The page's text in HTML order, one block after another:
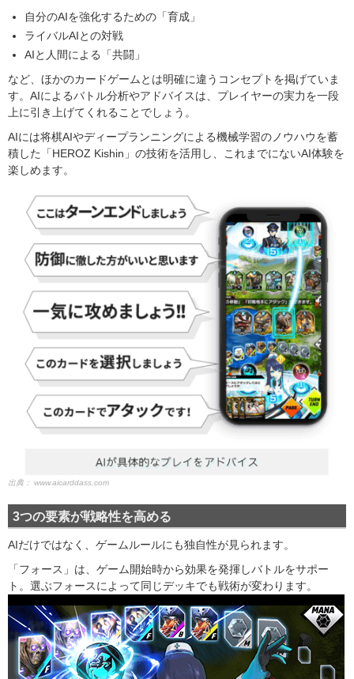
自分のAIを強化するための「育成」
ライバルAIとの対戦
AIと人間による「共闘」
など、ほかのカードゲームとは明確に違うコンセプトを掲げていま
す。AIによるバトル分析やアドバイスは、プレイヤーの実力を一段
上に引き上げてくれることでしょう。
AIには将棋AIやディープランニングによる機械学習のノウハウを蓄
積した「HEROZ Kishin」の技術を活用し、これまでにないAI体験を
楽しめます。
出典： www.aicarddass.com
3つの要素が戦略性を高める
AIだけではなく、ゲームルールにも独自性が見られます。
「フォース」は、ゲーム開始時から効果を発揮しバトルをサポー
ト。選ぶフォースによって同じデッキでも戦術が変わります。